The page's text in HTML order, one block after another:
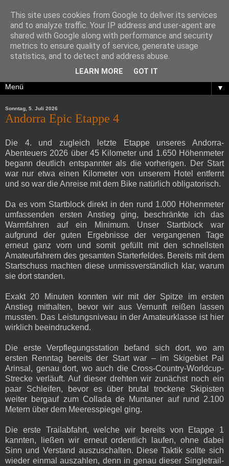
▼
Sonntag, 5. Juli 2026
Andorra Epic Etappe 4
Die 4. und zugleich letzte Etappe unseres Andorra-
Abenteuers 2026 über 45 Kilometer und 1.650 Höhenmeter
begann deutlich entspannter als die vorherigen. Der Start
war nur etwa einen Kilometer von unserem Hotel entfernt
und so war die Anreise mit dem Bike natürlich obligatorisch.
Da es vom Startblock direkt in den rund 1.000 Höhenmeter
umfassenden ersten Anstieg ging, beschränkte ich das
Warmfahren auf ein Minimum. Unser Startblock war
aufgrund der guten Ergebnisse der vergangenen Tage
erneut ganz vorn und somit gefüllt mit den schnellsten
Amateurfahrern des gesamten Starterfeldes. Bereits mit dem
Startschuss machten diese unmissverständlich klar, warum
sie dort standen.
Exakt 20 Minuten konnten wir mit der Spitze im ersten
Anstieg mithalten, bevor wir aus Vernunft reißen lassen
mussten. Das Leistungsniveau in der Amateurklasse ist hier
wirklich beeindruckend.
Die erste Verpflegungsstation befand sich dort, wo am
ersten Renntag bereits der Start war – im Skigebiet Pal
Arinsal, genau dort, wo auch die Cross-Country-Worldcup-
Strecke verläuft. Auf dieser drehten wir zunächst noch ein
paar Schleifen, bevor es über brutal trockene Skipisten
weiter bergauf zum Collada de Muntaner auf rund 2.100
Metern über dem Meeresspiegel ging.
Die erste Trailabfahrt, welche wir bereits von Etappe 1
kannten, ließen wir erneut ordentlich laufen, ohne dabei
Sinn und Verstand auszuschalten. Diese Taktik sollte sich
wieder einmal auszahlen, denn in genau dieser Singletrail-
This site uses cookies from Google to deliver its services
and to analyze traffic. Your IP address and user-agent are
shared with Google along with performance and security
metrics to ensure quality of service, generate usage
statistics, and to detect and address abuse.
LEARN MORE GOT IT